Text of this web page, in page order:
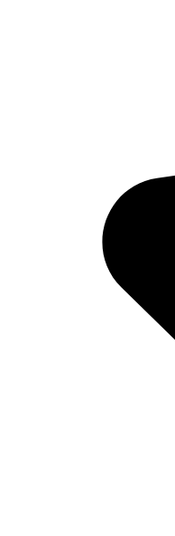
Анкета соискателя